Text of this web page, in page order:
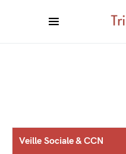
Veille Sociale & CCN